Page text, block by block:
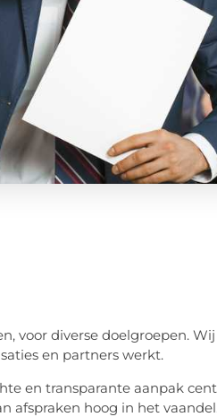
voor diverse doelgroepen.
en partners werkt.
en transparante aanpak
afspraken hoog in het vaandel.